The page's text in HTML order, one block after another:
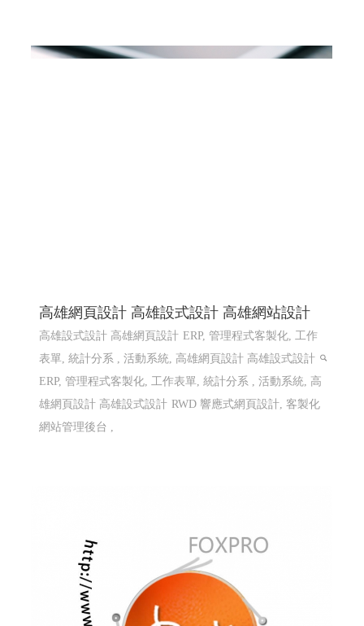
高雄網頁設計 高雄設式設計 高雄網站設計
高雄設式設計 高雄網頁設計 ERP, 管理程式客製化, 工作
表單, 統計分系 , 活動系統, 高雄網頁設計 高雄設式設計
ERP, 管理程式客製化, 工作表單, 統計分系 , 活動系統, 高
雄網頁設計 高雄設式設計 RWD 響應式網頁設計, 客製化
網站管理後台 ,